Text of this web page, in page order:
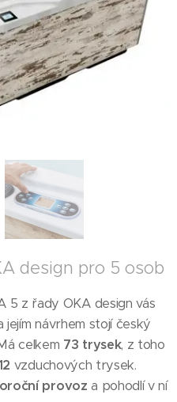
design pro 5 osob
5 z řady OKA design vás
návrhem stojí český
celkem 73 trysek, z toho
vzduchových trysek.
provoz a pohodlí v ní